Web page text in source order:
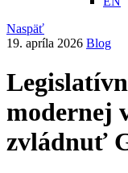
Naspäť
19. apríla 2026 Blog
modernej
zvládnuť